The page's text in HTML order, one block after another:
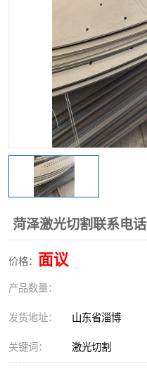
菏泽激光切割联系电话
价格： 面议
产品数量：
发货地址： 山东省淄博
关键词： 激光切割
不锈钢扁钢